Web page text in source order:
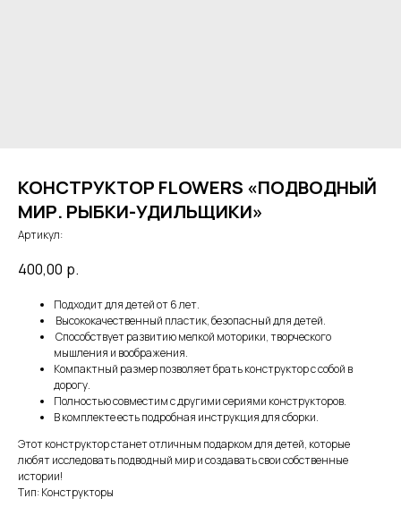
КОНСТРУКТОР FLOWERS «ПОДВОДНЫЙ
МИР. РЫБКИ-УДИЛЬЩИКИ»
Артикул:
400,00 р.
Подходит для детей от 6 лет.
Высококачественный пластик, безопасный для детей.
Способствует развитию мелкой моторики, творческого
мышления и воображения.
Компактный размер позволяет брать конструктор с собой в
дорогу.
Полностью совместим с другими сериями конструкторов.
В комплекте есть подробная инструкция для сборки.
Этот конструктор станет отличным подарком для детей, которые
любят исследовать подводный мир и создавать свои собственные
истории!
Тип: Конструкторы